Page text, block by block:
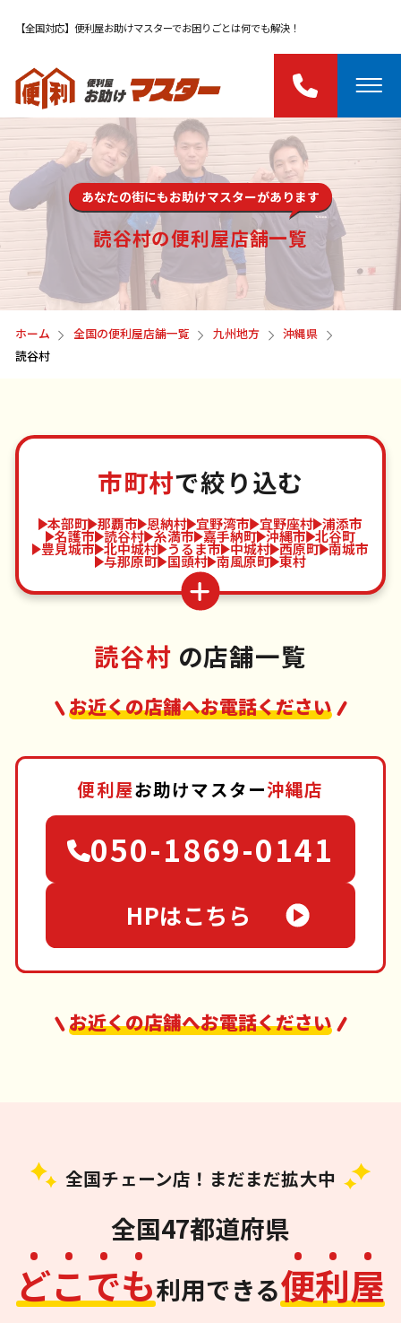
【全国対応】便利屋お助けマスターでお困りごとは何でも解決！
あなたの街にもお助けマスターがあります
読谷村の便利屋店舗一覧
ホーム 全国の便利屋店舗一覧 九州地方
沖縄県
読谷村
市町村で絞り込む
本部町 那覇市 恩納村 宜野湾市 宜野座村 浦添市
名護市 読谷村 糸満市 嘉手納町 沖縄市 北谷町
豊見城市 北中城村 うるま市 中城村 西原町 南城市
与那原町 国頭村 南風原町 東村
読谷村 の店舗一覧
お近くの店舗へお電話ください
便利屋お助けマスター沖縄店
050-1869-0141
HPはこちら
お近くの店舗へお電話ください
全国チェーン店！まだまだ拡大中
全国47都道府県
どこでも利用できる便利屋